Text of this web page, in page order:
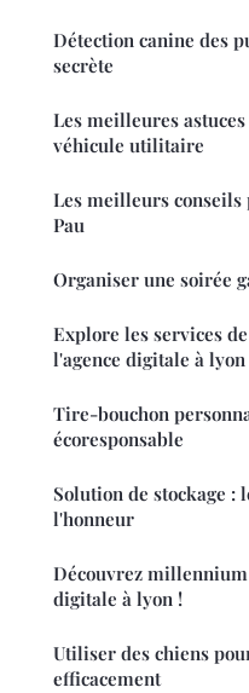
Détection canine des
secrète
Les meilleures
véhicule utilitaire
Les meilleurs
Pau
Organiser une soirée
Explore les services
l'agence digitale à lyon
Tire-bouchon
écoresponsable
Solution de stockage :
l'honneur
Découvrez
digitale à lyon !
Utiliser des chiens
efficacement